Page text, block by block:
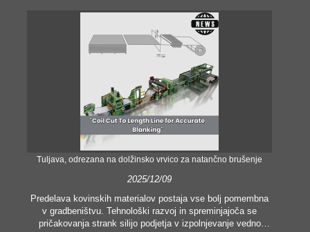
Tuljava, odrezana na dolžinsko vrvico za natančno brušenje
2025/12/09
Predelava kovinskih materialov postaja vse bolj pomembna
v gradbeništvu. Tehnološki razvoj in spreminjajoča se
pričakovanja strank silijo podjetja v izpolnjevanje vedno